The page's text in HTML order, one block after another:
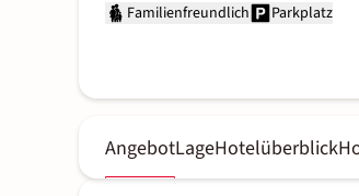
Familienfreundlich Parkplatz
AngebotLageHotelüberblick